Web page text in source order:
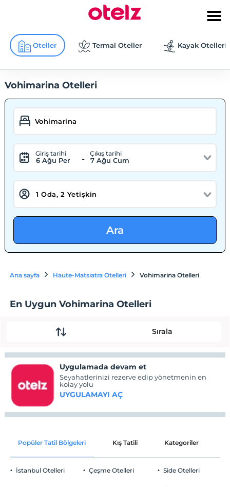
Oteller Termal Oteller Kayak Otelleri
Vohimarina Otelleri
Giriş tarihi
6 Ağu Per -
Çıkış tarihi
7 Ağu Cum
Ara
Ana sayfa Haute-Matsiatra Otelleri Vohimarina Otelleri
En Uygun Vohimarina Otelleri
Sırala
Uygulamada devam et
Seyahatlerinizi rezerve edip yönetmenin en
kolay yolu
UYGULAMAYI AÇ
Popüler Tatil Bölgeleri Kış Tatili Kategoriler
İstanbul Otelleri Çeşme Otelleri Side Otelleri